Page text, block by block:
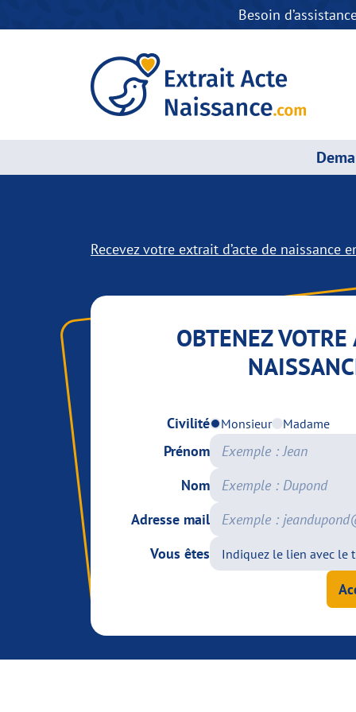
Besoin
Recevez votre extrait d’acte de naissance
OBTENEZ VOTRE
Civilité Monsieur Madame
Prénom
Nom
Adresse mail
Vous êtes